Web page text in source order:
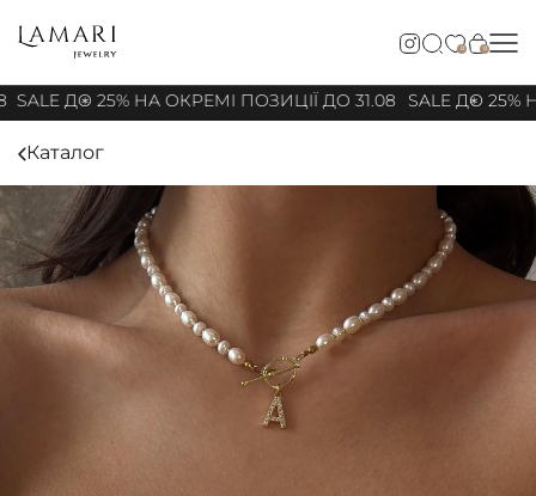
0 0
SALE ДО 25% НА ОКРЕМІ ПОЗИЦІЇ ДО 31.08 SALE ДО 25%
Каталог